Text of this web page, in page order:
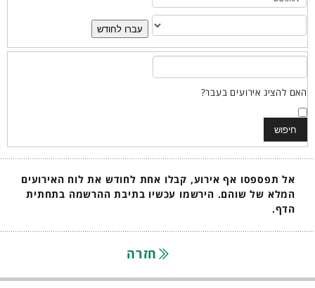
עברו לחודש
האם להציג אירועים בעבר?
אל תפספסו אף אירוע, קבלו אחת לחודש את לוח האירועים
המלא של שוהם. הירשמו עכשיו בתיבת ההרשמה בתחתית
הדף.
חזרה